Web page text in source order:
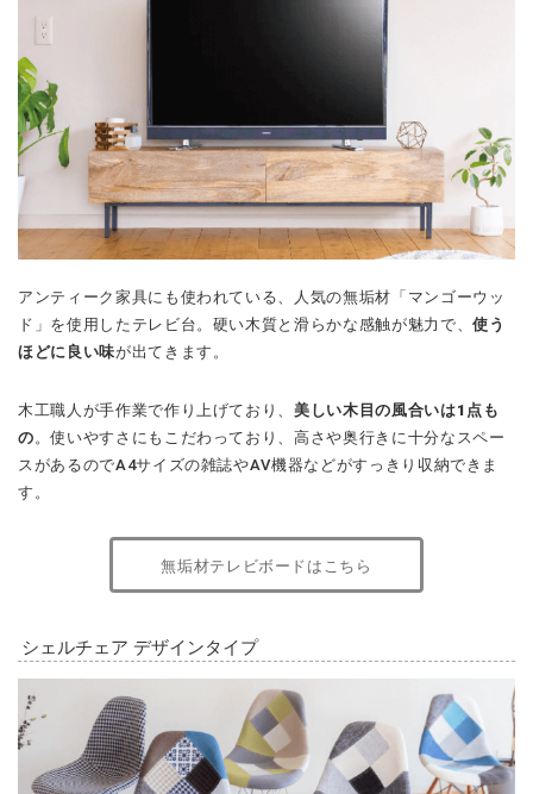
アンティーク家具にも使われている、人気の無垢材「マンゴーウッ
ド」を使用したテレビ台。硬い木質と滑らかな感触が魅力で、使う
ほどに良い味が出てきます。
木工職人が手作業で作り上げており、美しい木目の風合いは1点も
の 。使いやすさにもこだわっており、高さや奥行きに十分なスペー
スがあるのでA4サイズの雑誌やAV機器などがすっきり収納できま
す。
無垢材テレビボードはこちら
シェルチェア デザインタイプ